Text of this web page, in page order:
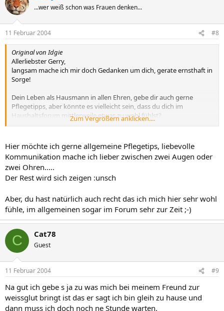
...wer weiß schon was Frauen denken...
11 Februar 2004 #8
Original von Idgie
Allerliebster Gerry,
langsam mache ich mir doch Gedanken um dich, gerate ernsthaft in
Sorge!
Dein Leben als Hausmann in allen Ehren, gebe dir auch gerne
Pflegetipps, aber könnte es vielleicht sein, dass du dich im
Haushaltsforum mittlerweile etwas zu wohl fühlst?
Sollte ich mich irren, dann erläutere doch mal näher, was du gerne
für Pflegetipps hättest.
Mischhaut, alternde Haut, Problemhaut?
Oder mehr so in die Richtung: welches Spülmittel pflegt die Hände
schon beim Spülen?
Idgie, etwas verwirrt, aber natürlich immer noch rettungslos
verliebt
Zum Vergrößern anklicken....
Hier möchte ich gerne allgemeine Pflegetips, liebevolle
Kommunikation mache ich lieber zwischen zwei Augen oder
zwei Ohren.....
Der Rest wird sich zeigen :unsch
Aber, du hast natürlich auch recht das ich mich hier sehr wohl
fühle, im allgemeinen sogar im Forum sehr zur Zeit ;-)
C Cat78
Guest
11 Februar 2004 #9
Na gut ich gebe s ja zu was mich bei meinem Freund zur
weissglut bringt ist das er sagt ich bin gleih zu hause und
dann muss ich doch noch ne Stunde warten.